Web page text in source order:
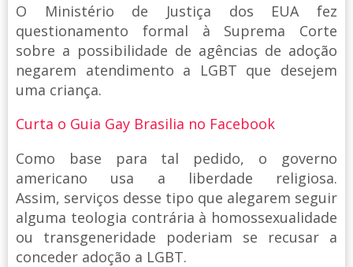
O Ministério de Justiça dos EUA fez
questionamento formal à Suprema Corte
sobre a possibilidade de agências de adoção
negarem atendimento a LGBT que desejem
uma criança.
Curta o Guia Gay Brasilia no Facebook
Como base para tal pedido, o governo
americano usa a liberdade religiosa.
Assim, serviços desse tipo que alegarem seguir
alguma teologia contrária à homossexualidade
ou transgeneridade poderiam se recusar a
conceder adoção a LGBT.